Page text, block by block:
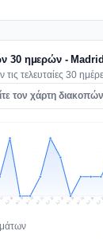
30 ημερών -
τελευταίες 30
τον χάρτη
Jul 18 Jul 19 Jul 20 Jul 21 Jul 22 Jul 23 Jul 24 Jul 25 Jul 26 Jul 27